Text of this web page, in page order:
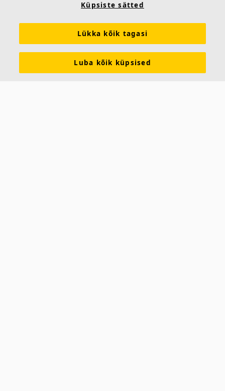
Ecophon Akusto™ Hexagon
Ecophon Akusto™ Hexagon on kuusnurkne
seinapaneel, mis pakub võimalust lõpututeks
seinamustriteks. Paneeli seinale kinnitamine on lihtne.
Küpsiste sätted
Lükka kõik tagasi
Luba kõik küpsised